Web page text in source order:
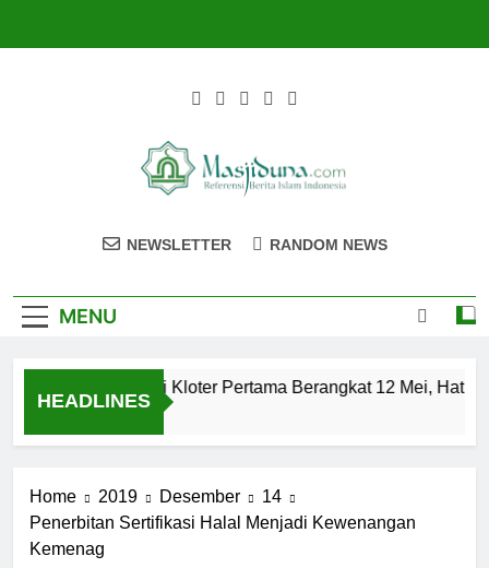
Masjiduna
NEWSLETTER RANDOM NEWS
MENU
HEADLINES
Calon Jemaah Haji Kloter Pertama Berangkat 12 Mei, Hati-
Home 2019 Desember
14
Penerbitan Sertifikasi Halal Menjadi Kewenangan
Kemenag